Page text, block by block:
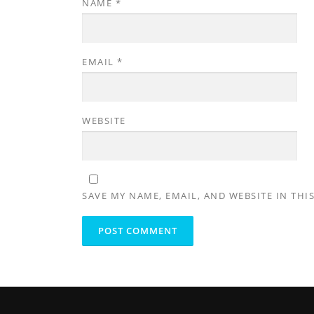
NAME *
EMAIL *
WEBSITE
SAVE MY NAME, EMAIL, AND WEBSITE IN